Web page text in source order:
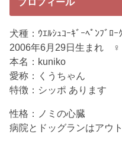
犬種：ｳｴﾙｼｭｺｰｷﾞｰﾍﾟﾝﾌﾞﾛｰ
2006年6月29日生まれ ♀
本名：kuniko
愛称：くうちゃん
特徴：シッポ あります
性格：ノミの心臓
病院とドッグランはアウト